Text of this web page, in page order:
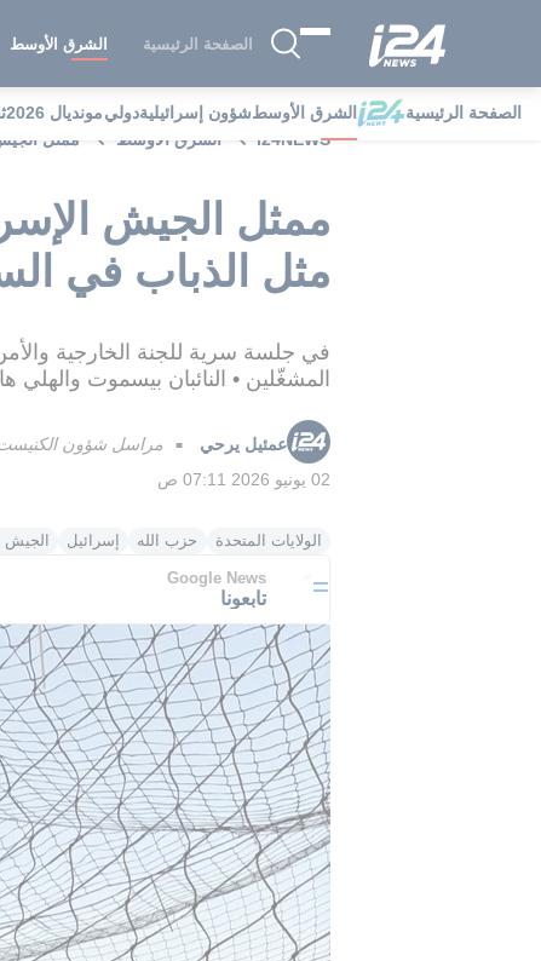
الصفحة الرئيسية الشرق الأوسط
الصفحة الرئيسية الشرق الأوسطشؤون إسرائيليةدوليمونديال 2026
i24NEWS
الشرق الأوسط ممثل
ممثل الجيش
مثل الذباب في
في جلسة سرية للجنة الخارجية
المشغّلين • النائبان بيسموت
عمئيل يرحي ■ مراسل شؤون الكنيست
02 يونيو 2026 07:11 ص
الولايات المتحدة حزب الله إسرائيل الجيش
Google News
تابعونا